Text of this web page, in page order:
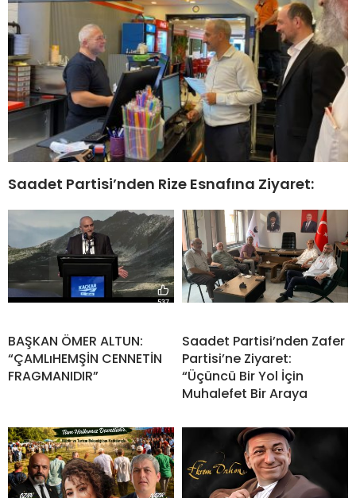
Saadet Partisi’nden Rize Esnafına Ziyaret:
BAŞKAN ÖMER ALTUN:
“ÇAMLıHEMŞİN CENNETİN
FRAGMANIDIR”
Saadet Partisi’nden Zafer
Partisi’ne Ziyaret:
“Üçüncü Bir Yol İçin
Muhalefet Bir Araya